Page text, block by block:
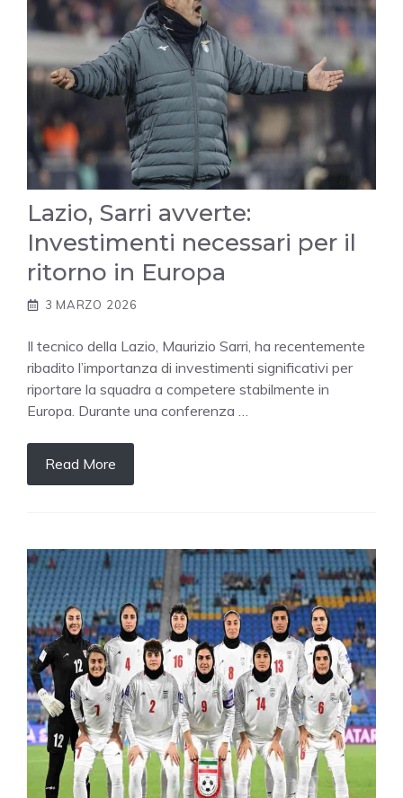
Lazio, Sarri avverte:
Investimenti necessari per il
ritorno in Europa
3 MARZO 2026
Il tecnico della Lazio, Maurizio Sarri, ha recentemente
ribadito l’importanza di investimenti significativi per
riportare la squadra a competere stabilmente in
Europa. Durante una conferenza …
Read More